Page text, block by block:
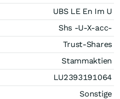
UBS LE En Im U
Shs -U-X-acc-
Trust-Shares
Stammaktien
LU2393191064
Sonstige